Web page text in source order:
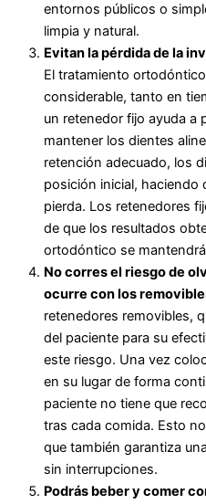
entornos públicos o
limpia y natural.
Evitan la pérdida de la
El tratamiento
considerable, tanto en
un retenedor fijo ayuda a
mantener los dientes
retención adecuado, los
posición inicial, haciendo
pierda. Los retenedores
de que los resultados
ortodóntico se
No corres el riesgo de
ocurre con los
retenedores removibles,
del paciente para su
este riesgo. Una vez
en su lugar de forma
paciente no tiene que
tras cada comida. Esto
que también garantiza
sin interrupciones.
Podrás beber y comer